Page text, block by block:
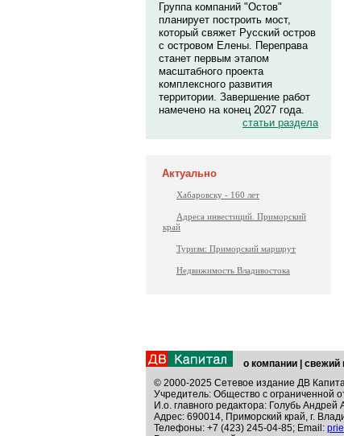
Группа компаний "Остов"
планирует построить мост,
который свяжет Русский остров
с островом Елены. Переправа
станет первым этапом
масштабного проекта
комплексного развития
территории. Завершение работ
намечено на конец 2027 года.
статьи раздела
Актуально
Хабаровску - 160 лет
Адреса инвестиций. Приморский
край
Туризм: Приморский маршрут
Недвижимость Владивостока
о компании свежий
© 2000-2025 Сетевое издание ДВ
Учредитель: Общество с ограниченной
И.о. главного редактора: Голубь Андрей
Адрес: 690014, Приморский край, г.
Телефоны: +7 (423) 245-04-85; Email: